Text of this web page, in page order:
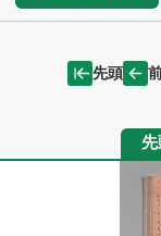
先頭
先